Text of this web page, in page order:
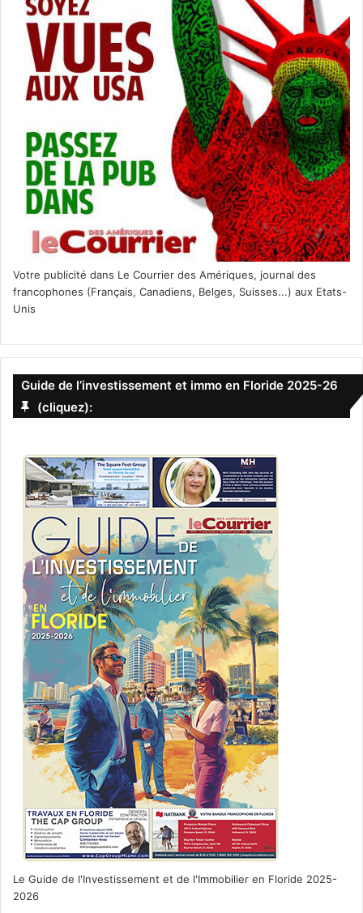
Votre publicité dans Le Courrier des Amériques, journal des
francophones (Français, Canadiens, Belges, Suisses...) aux Etats-
Unis
Guide de l’investissement et immo en Floride 2025-26
(cliquez):
Le Guide de l'Investissement et de l'Immobilier en Floride 2025-
2026